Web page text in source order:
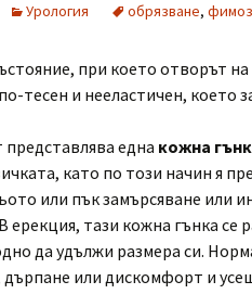
Урология обрязване,
при което отворът
тесен и нееластичен, което
една кожна
като по този начин я
или пък замърсяване или
ерекция, тази кожна гънка се
да удължи размера си.
дърпане или дискомфорт и